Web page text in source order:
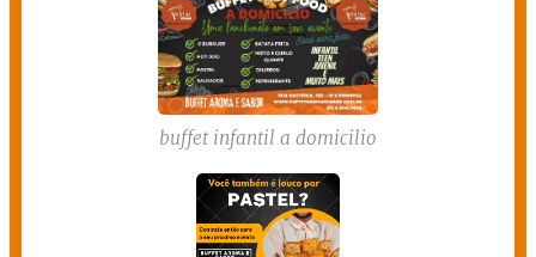
buffet infantil a domicilio